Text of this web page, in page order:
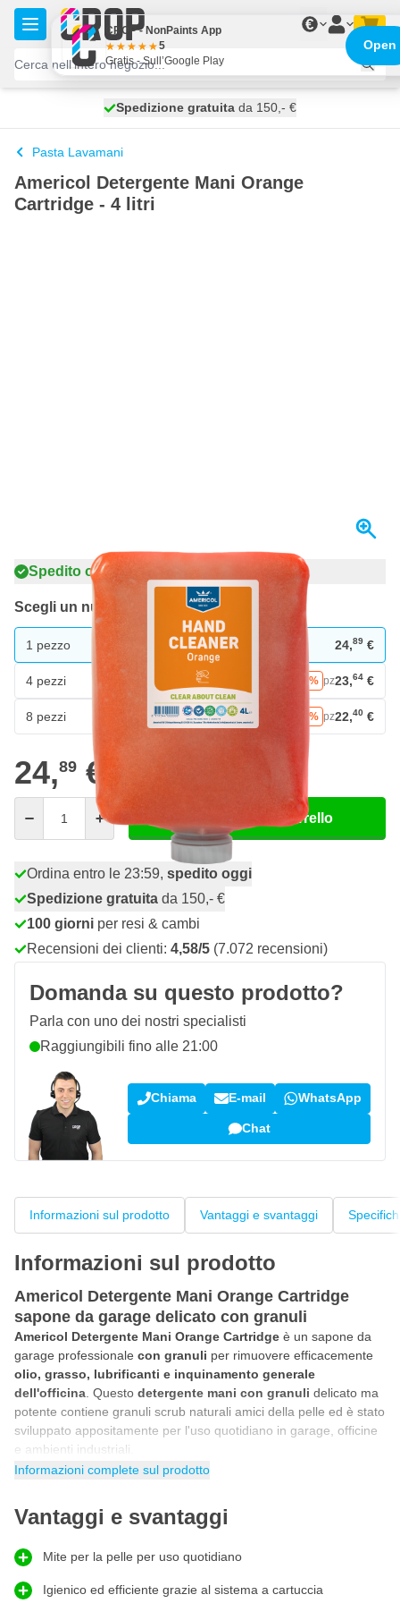
Salta al contenuto
€
spedito oggi
Spedizione gratuita da 150,- €
100 giorni
Pasta Lavamani
Americol Detergente Mani Orange
Cartridge - 4 litri
Spedito oggi
Scegli un numero
1 pezzo 24,89 €
4 pezzi RISPARMIA IL 5% pz23,64 €
8 pezzi RISPARMIA IL 10% pz22,40 €
24,89 €
Aggiungi al Carrello
Ordina entro le 23:59, spedito oggi
Spedizione gratuita da 150,- €
100 giorni per resi & cambi
Recensioni dei clienti: 4,58/5 (7.072 recensioni)
Domanda su questo prodotto?
Parla con uno dei nostri specialisti
Raggiungibili fino alle 21:00
Chiama E-mail WhatsApp
Chat
Informazioni sul prodotto Vantaggi e svantaggi
Informazioni sul prodotto
Americol Detergente Mani Orange Cartridge
sapone da garage delicato con granuli
Americol Detergente Mani Orange Cartridge è un sapone da
garage professionale con granuli per rimuovere efficacemente
olio, grasso, lubrificanti e inquinamento generale
dell'officina . Questo detergente mani con granuli delicato ma
potente contiene granuli scrub naturali amici della pelle ed è stato
sviluppato appositamente per l'uso quotidiano in garage, officine
e ambienti industriali.
Detergente mani professionale in cartuccia per sistemi
Lacartuccia Orangeha unaviscosità media
funzionamento ottimale nei sistemi dispenser professionali. La
soluzione in cartuccia garantisce un dosaggio igienico ed
efficiente durante l'uso intensivo. Inoltre, questa variante in
cartuccia è compatibile con diversi sistemi dispenser
Informazioni complete sul prodotto
Vantaggi e svantaggi
Mite per la pelle per uso quotidiano
Igienico ed efficiente grazie al sistema a cartuccia
CROP - NonPaints App
5
Gratis - Sull’Google Play
Open